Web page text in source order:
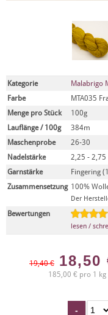
Kategorie
Malabrigo
Farbe
MTA035
Menge pro Stück
100g
Lauflänge / 100g
384m
Maschenprobe
26-30
Nadelstärke
2,25 - 2,75
Garnstärke
Fingering
Zusammensetzung 100%
Der
Bewertungen
lesen /
19,40 € 18,50
185,00 € pro 1 kg